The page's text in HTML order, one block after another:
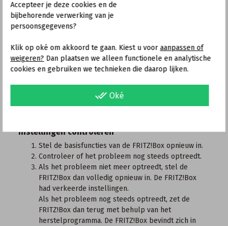
4 Filesharingsoftware instellen
De volgende stappen zijn alleen nodig als je
filesharingsoftware gebruikt (bijvoorbeeld eMule,
BitTorrent):
Verminder in de filesharingsoftware het aantal
toegestane gelijktijdige verbindingen.
5 FRITZ!Box en instellingen controleren
Fabrieksinstellingen laden
Instellingen controleren
Stel de basisfuncties van de FRITZ!Box opnieuw in.
Controleer of het probleem nog steeds optreedt.
Als het probleem niet meer optreedt, stel de
FRITZ!Box dan volledig opnieuw in. De FRITZ!Box
had verkeerde instellingen.
Als het probleem nog steeds optreedt, zet de
FRITZ!Box dan terug met behulp van het
herstelprogramma. De FRITZ!Box bevindt zich in
Accepteer je deze cookies en de
bijbehorende verwerking van je
persoonsgegevens?
Klik op oké om akkoord te gaan. Kiest u vooraanpassen of
weigeren? Dan plaatsen we alleen functionele en analytische
cookies en gebruiken we technieken die daarop lijken.
done_all Oké